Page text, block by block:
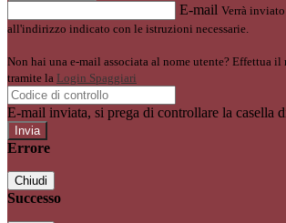
E-mail Verrà
all'indirizzo indicato con le istruzioni necessarie.
Non hai una e-mail associata al nome utente? Effettua il
tramite la Login Spaggiari
E-mail inviata, si prega di controllare la casella
Errore
Chiudi
Successo